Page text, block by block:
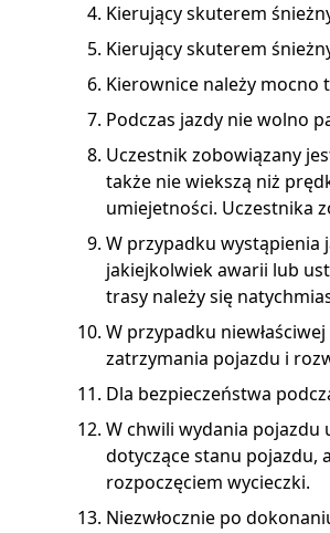
Kierujący skuterem
Kierujący skuterem
Kierownice należy mocno
Podczas jazdy nie wolno
Uczestnik zobowiązany
także nie wiekszą niż
umiejetności. Uczestnika
W przypadku wystąpienia
jakiejkolwiek awarii lub
trasy należy się
W przypadku
zatrzymania pojazdu i
Dla bezpieczeństwa
W chwili wydania pojazdu
dotyczące stanu pojazdu,
rozpoczęciem wycieczki.
Niezwłocznie po